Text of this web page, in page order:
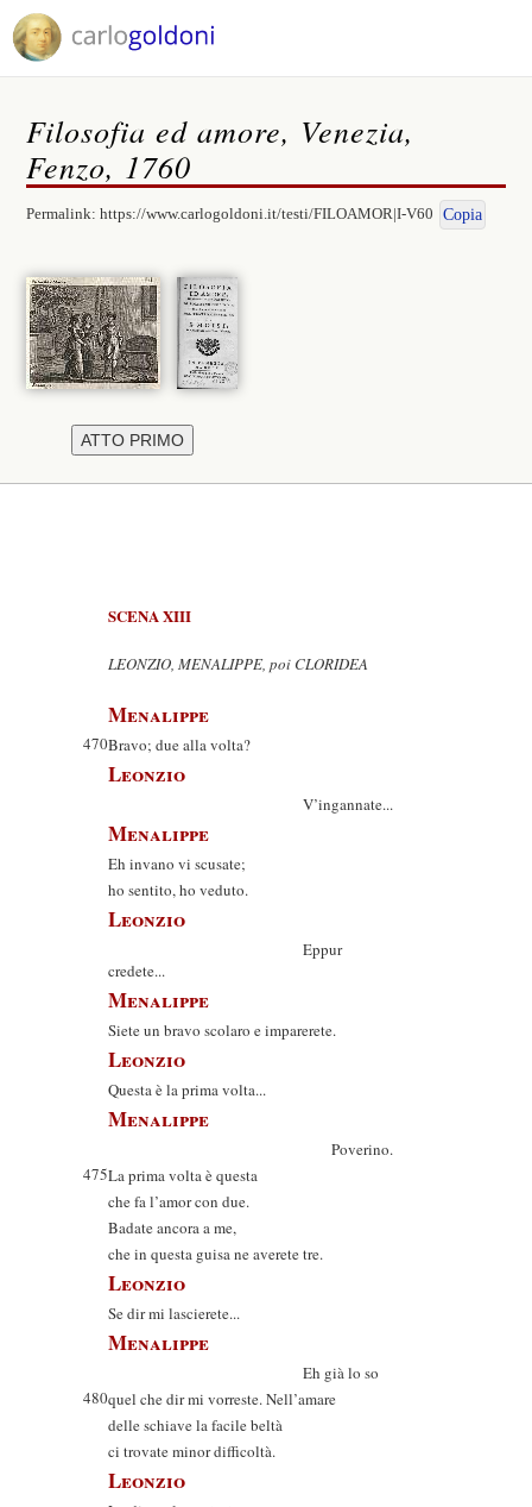
Filosofia ed amore, Venezia,
Fenzo, 1760
Permalink:https://www.carlogoldoni.it/testi/FILOAMOR|I-V60 Copia
SCENA XIII
LEONZIO, MENALIPPE, poi CLORIDEA
Menalippe
470Bravo; due alla volta?
Leonzio
V’ingannate...
Menalippe
Eh invano vi scusate;
ho sentito, ho veduto.
Leonzio
Eppur
credete...
Menalippe
Siete un bravo scolaro e imparerete.
Leonzio
Questa è la prima volta...
Menalippe
Poverino.
475La prima volta è questa
che fa l’amor con due.
Badate ancora a me,
che in questa guisa ne averete tre.
Leonzio
Se dir mi lascierete...
Menalippe
Eh già lo so
480quel che dir mi vorreste. Nell’amare
delle schiave la facile beltà
ci trovate minor difficoltà.
Leonzio